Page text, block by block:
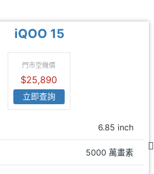
iQOO 15
門市空機價
$25,890
立即查詢
6.85 inch
5000 萬畫素